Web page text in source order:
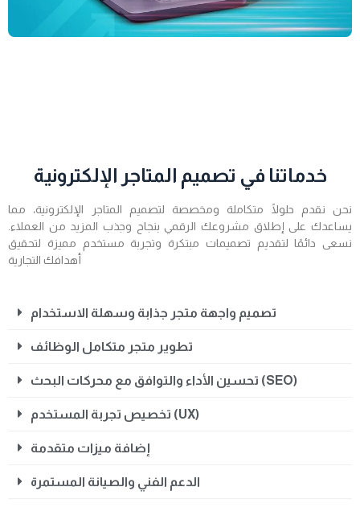
خدماتنا في تصميم المتاجر الإلكترونية
نحن نقدم حلولًا متكاملة ومخصصة لتصميم المتاجر الإلكترونية، مما
يساعدك على إطلاق مشروعك الرقمي بنجاح وجذب المزيد من العملاء.
نسعى دائمًا لتقديم تصميمات مبتكرة وتجربة مستخدم مميزة لتحقيق
أهدافك التجارية
تصميم واجهة متجر جذابة وسهلة الاستخدام
تطوير متجر متكامل الوظائف
تحسين الأداء والتوافق مع محركات البحث (SEO)
تخصيص تجربة المستخدم (UX)
إضافة ميزات متقدمة
الدعم الفني والصيانة المستمرة